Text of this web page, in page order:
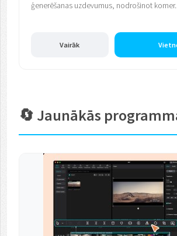
ģenerēšanas uzdevumus, nodrošinot
Vairāk
🔄 Jaunākās